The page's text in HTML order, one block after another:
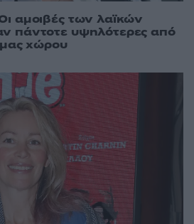
αμοιβές των λαϊκών
πάντοτε υψηλότερες από
μας χώρου